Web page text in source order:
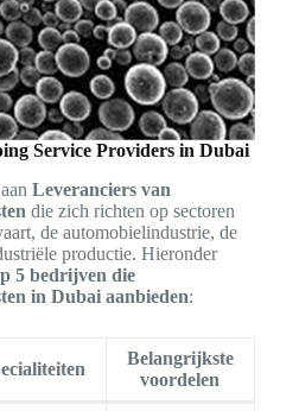
Service Providers in Dubai
Leveranciers van
die zich richten op sectoren
de automobielindustrie, de
productie. Hieronder
5 bedrijven die
in Dubai aanbieden:
Belangrijkste
voordelen